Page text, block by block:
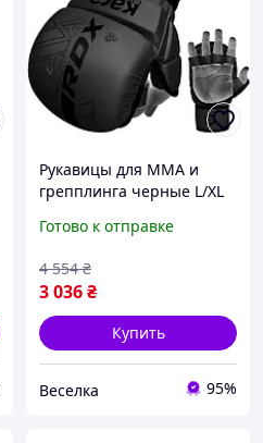
Рукавицы для ММА и
грепплинга черные L/XL
тренировок и боев FLAME
Готово к отправке
3 036₴
4 554 ₴
Купить
Веселка 95%